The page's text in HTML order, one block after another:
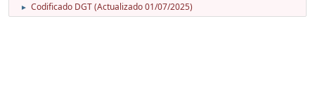
► Codificado DGT (Actualizado 01/07/2025)